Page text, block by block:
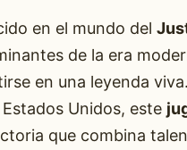
en el mundo del
de la era
en una leyenda
Unidos, este
que combina